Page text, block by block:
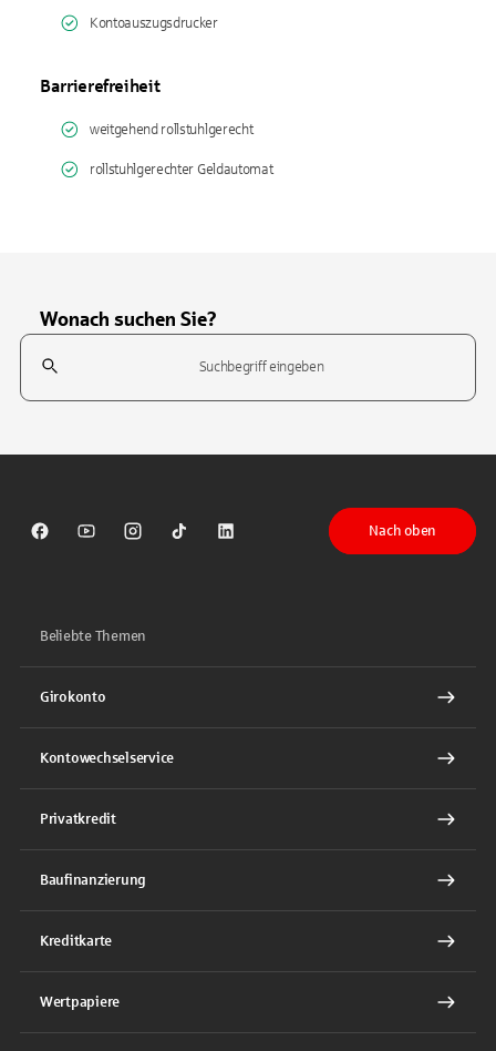
Kontoauszugsdrucker
Barrierefreiheit
weitgehend rollstuhlgerecht
rollstuhlgerechter Geldautomat
Wonach suchen Sie?
Suchfeld
Sparkasse auf Facebook
Sparkasse auf Youtube
Sparkasse auf Instagram
Sparkasse auf TikTok
Sparkasse auf LinkedIn
Nach oben
Beliebte Themen
Girokonto
Kontowechselservice
Privatkredit
Baufinanzierung
Kreditkarte
Wertpapiere